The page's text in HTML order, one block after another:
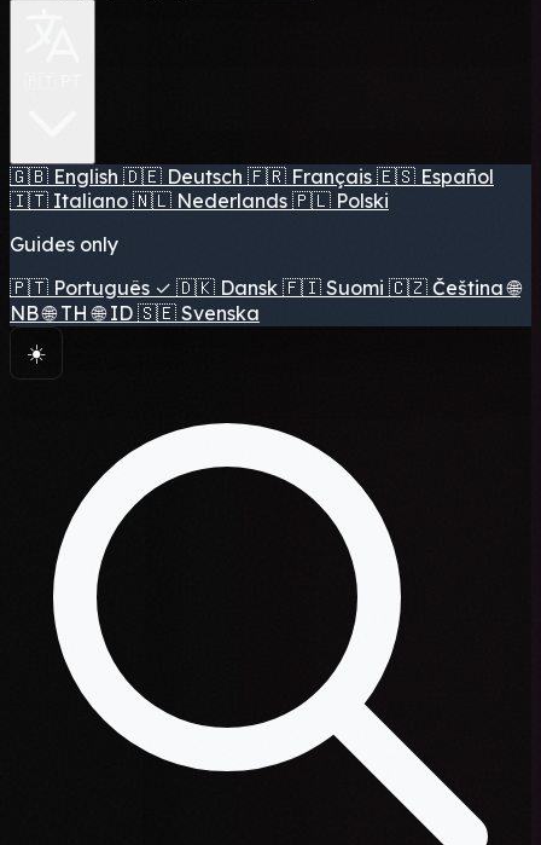
🇬🇧 English 🇩🇪 Deutsch 🇫🇷 Français 🇪🇸 Español
🇮🇹 Italiano 🇳🇱 Nederlands 🇵🇱 Polski
Guides only
🇵🇹 Português ✓ 🇩🇰 Dansk 🇫🇮 Suomi 🇨🇿 Čeština 🌐
NB 🌐 TH 🌐 ID 🇸🇪 Svenska
☀️